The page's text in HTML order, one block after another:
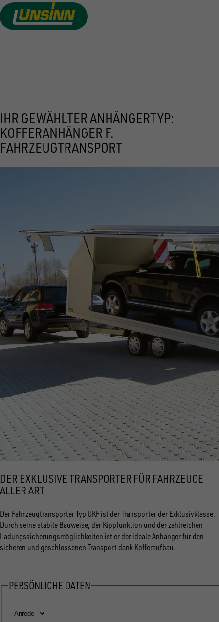
Direkt
zum
Inhalt
IHR GEWÄHLTER ANHÄNGERTYP:
KOFFERANHÄNGER F.
FAHRZEUGTRANSPORT
DER EXKLUSIVE TRANSPORTER FÜR FAHRZEUGE
ALLER ART
Der Fahrzeugtransporter Typ UKF ist der Transporter der Exklusivklasse.
Durch seine stabile Bauweise, der Kippfunktion und der zahlreichen
Ladungssicherungsmöglichkeiten ist er der ideale Anhänger für den
sicheren und geschlossenen Transport dank Kofferaufbau.
PERSÖNLICHE DATEN
Anrede